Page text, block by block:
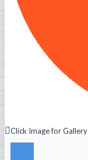
Click Image for Gallery